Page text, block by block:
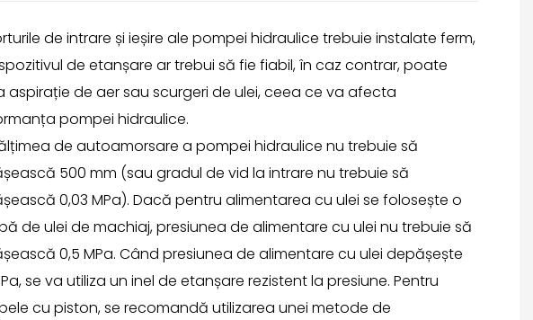
de intrare și ieșire ale pompei hidraulice trebuie instalate ferm,
de etanșare ar trebui să fie fiabil, în caz contrar, poate
aspirație de aer sau scurgeri de ulei, ceea ce va afecta
pompei hidraulice.
de autoamorsare a pompei hidraulice nu trebuie să
500 mm (sau gradul de vid la intrare nu trebuie să
0,03 MPa). Dacă pentru alimentarea cu ulei se folosește o
de ulei de machiaj, presiunea de alimentare cu ulei nu trebuie să
0,5 MPa. Când presiunea de alimentare cu ulei depășește
se va utiliza un inel de etanșare rezistent la presiune. Pentru
cu piston, se recomandă utilizarea unei metode de